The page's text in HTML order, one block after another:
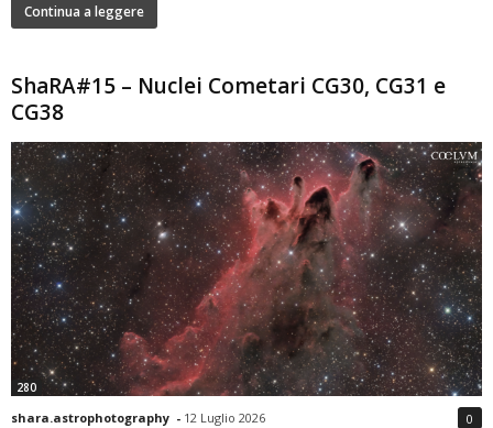
Continua a leggere
ShaRA#15 – Nuclei Cometari CG30, CG31 e
CG38
280
shara.astrophotography - 12 Luglio 2026 0